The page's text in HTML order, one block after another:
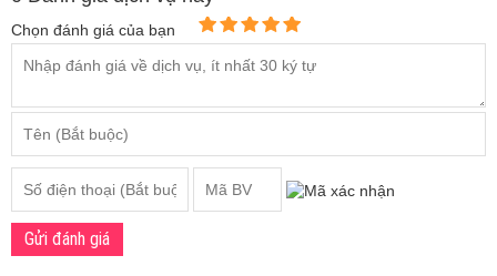
Chọn đánh giá của bạn
Gửi đánh giá